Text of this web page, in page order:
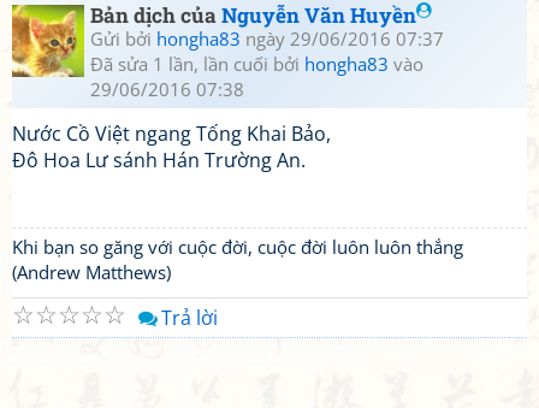
Bản dịch củaNguyễn Văn Huyền
Gửi bởi hongha83 ngày 29/06/2016 07:37
Đã sửa 1 lần, lần cuối bởi hongha83 vào
29/06/2016 07:38
Nước Cồ Việt ngang Tống Khai Bảo,
Đô Hoa Lư sánh Hán Trường An.
Khi bạn so găng với cuộc đời, cuộc đời luôn luôn thắng
(Andrew Matthews)
☆
☆
☆
☆
☆ Trả lời